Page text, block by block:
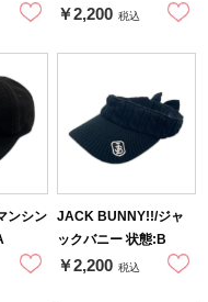
￥2,200 税込
ンシン
JACK BUNNY!!/ジャ
ックバニー 状態:B
￥2,200 税込